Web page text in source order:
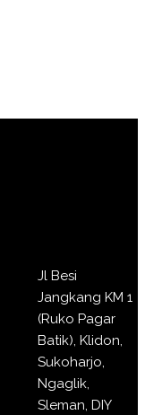
Jl Besi
Jangkang KM 1
(Ruko Pagar
Batik), Klidon,
Sukoharjo,
Ngaglik,
Sleman, DIY